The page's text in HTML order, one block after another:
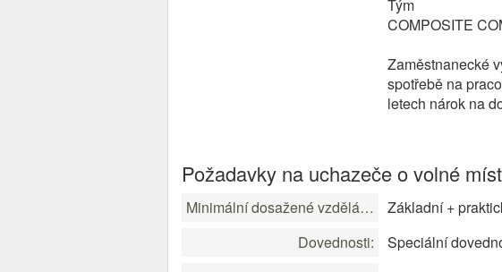
Tým
COMPOSITE
Zaměstnanecké
spotřebě na
letech nárok na
Požadavky na uchazeče o volné
Minimální dosažené vzdělání:
Základní +
Dovednosti:
Speciální